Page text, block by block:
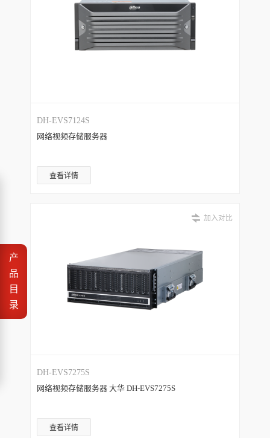
产
品
目
录
DH-EVS7124S
网络视频存储服务器
查看详情
加入对比
DH-EVS7275S
网络视频存储服务器 大华 DH-EVS7275S
查看详情